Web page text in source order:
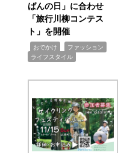
ばんの日」に合わせ
「旅行川柳コンテス
ト」を開催
おでかけ ファッション
ライフスタイル